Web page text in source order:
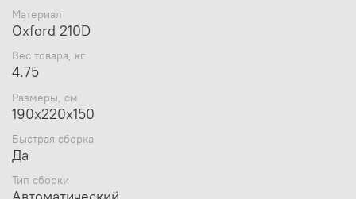
передвигать палатку на новое место ловли не
собирая и не разбирая палатки.
Удобный вход с усиленной молнией.
В комплект входит удобная сумка для переноски.
Пол в палатке отсутствует.
1 минуты.
алюминия диаметром 8 мм. • Ветрозащитная юбка
предохраняет от воздействия внешних факторов.
Материал
Oxford 210D
Вес товара, кг
4.75
Размеры, см
190х220х150
Быстрая сборка
Да
Тип сборки